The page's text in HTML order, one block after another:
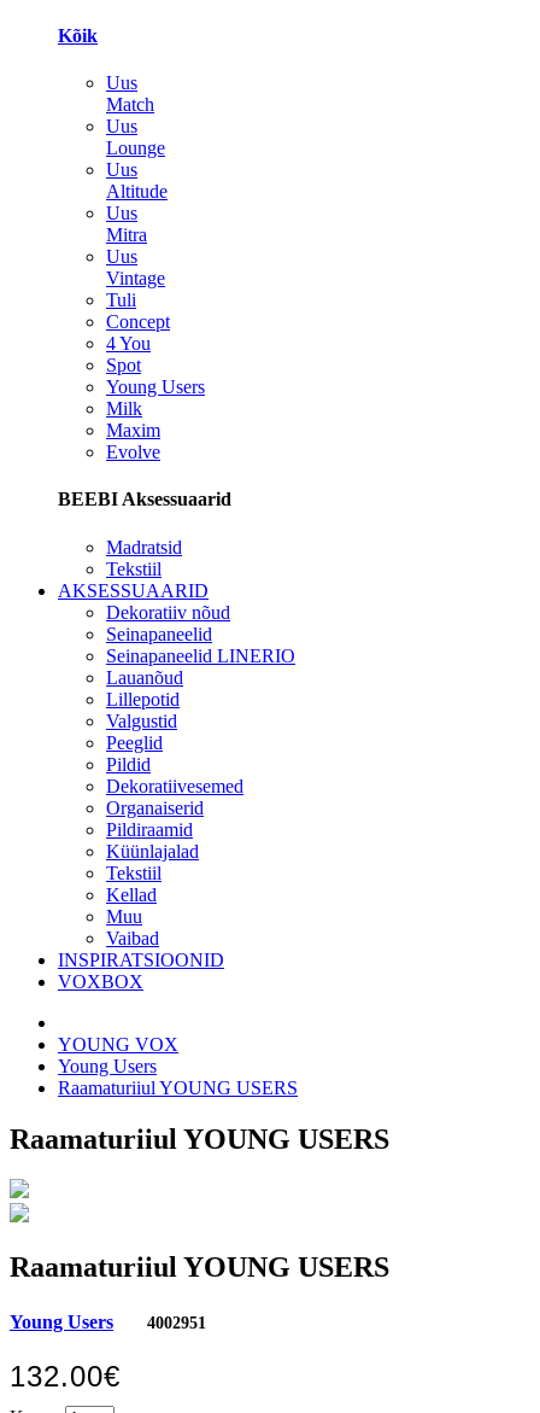
Kõik
Uus
Match
Uus
Lounge
Uus
Altitude
Uus
Mitra
Uus
Vintage
Tuli
Concept
4 You
Spot
Young Users
Milk
Maxim
Evolve
BEEBI Aksessuaarid
Madratsid
Tekstiil
AKSESSUAARID
Dekoratiiv nõud
Seinapaneelid
Seinapaneelid LINERIO
Lauanõud
Lillepotid
Valgustid
Peeglid
Pildid
Dekoratiivesemed
Organaiserid
Pildiraamid
Küünlajalad
Tekstiil
Kellad
Muu
Vaibad
INSPIRATSIOONID
VOXBOX
YOUNG VOX
Young Users
Raamaturiiul YOUNG USERS
Raamaturiiul YOUNG USERS
Raamaturiiul YOUNG USERS
Young Users 4002951
132.00€